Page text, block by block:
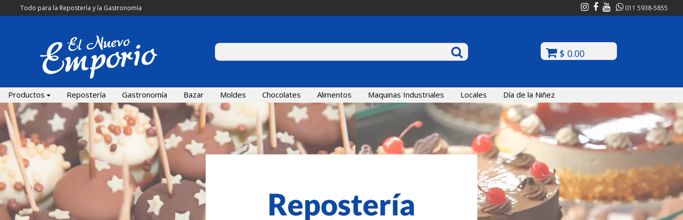
Todo para la Repostería y la Gastronomía 011 5938-5855
$ 0.00
Productos Repostería Gastronomía Bazar Moldes Chocolates Alimentos Maquinas Industriales Locales Día de la Niñez